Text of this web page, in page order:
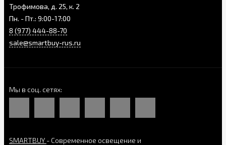
Трофимова, д. 25, к. 2
Пн. - Пт.: 9:00-17:00
8 (977) 444-88-70
sale@smartbuy-rus.ru
Мы в соц. сетях
SMARTBUY - Современное освещение и